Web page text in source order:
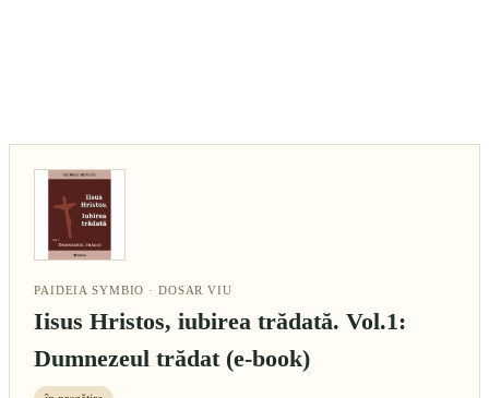
PAIDEIA SYMBIO · DOSAR VIU
Iisus Hristos, iubirea trădată. Vol.1:
Dumnezeul trădat (e-book)